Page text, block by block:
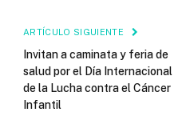
ARTÍCULO SIGUIENTE
Invitan a caminata y feria de
salud por el Día Internacional
de la Lucha contra el Cáncer
Infantil